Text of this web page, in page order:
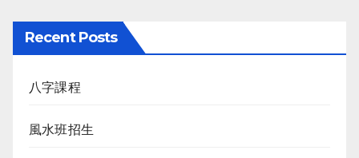
Recent Posts
八字課程
風水班招生